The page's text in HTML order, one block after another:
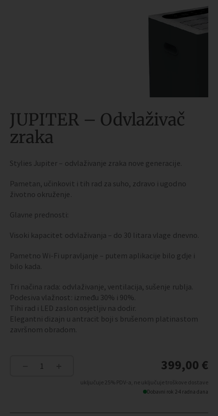
JUPITER – Odvlaživač
zraka
Stylies Jupiter – odvlaživanje zraka nove generacije.
Pametan, učinkovit i tih rad za suho, zdravo i ugodno
životno okruženje.
Glavne prednosti:
Visoki kapacitet odvlaživanja – do 30 litara vlage dnevno.
Pametno Wi-Fi upravljanje – putem aplikacije bilo gdje i
bilo kada.
Tri načina rada: odvlaživanje, ventilacija, sušenje rublja.
Podesiva vlažnost: između 30% i 90%.
Tihi rad i LED zaslon osjetljiv na dodir.
Elegantni dizajn u antracit boji s brušenom platinastom
završnom obradom.
JUPITER
količina
399,00 €
uključuje 25% PDV-a, ne uključuje troškove dostave
Dobavni rok 2-4 radna dana